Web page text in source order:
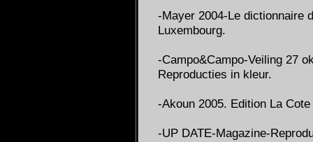
-Mayer 2004-Le dictionnaire
Luxembourg.
-Campo&Campo-Veiling 27
Reproducties in kleur.
-Akoun 2005. Edition La
-UP DATE-Magazine-